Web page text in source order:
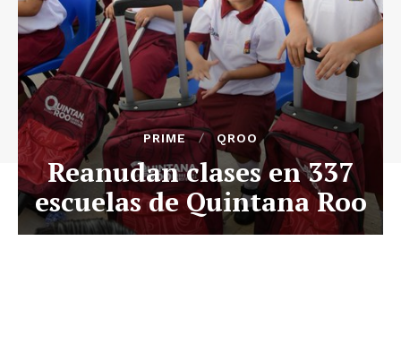
PRIME QROO
Reanudan clases en 337
escuelas de Quintana Roo